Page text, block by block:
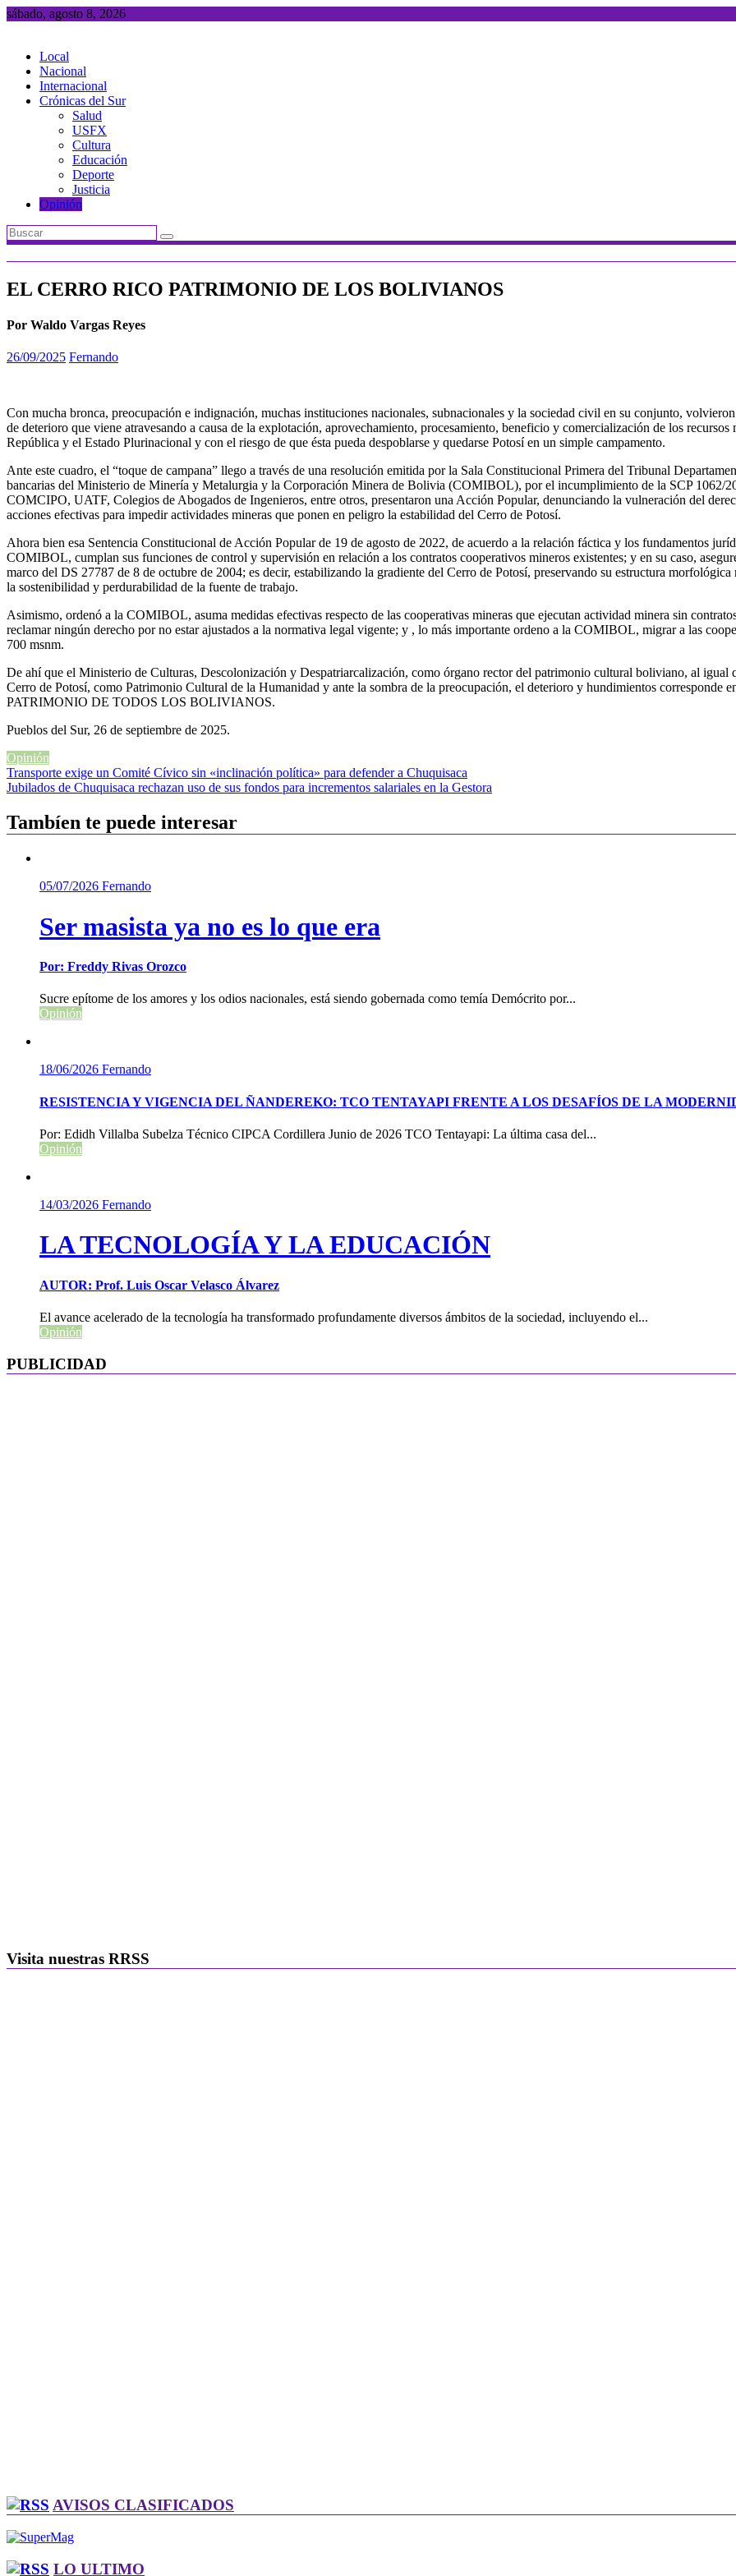
Saltar
sábado, agosto 8, 2026
Local
Nacional
Internacional
Crónicas del Sur
Salud
USFX
Cultura
Educación
Deporte
Justicia
Opinión
EL CERRO RICO PATRIMONIO DE LOS BOLIVIANOS
Por Waldo Vargas Reyes
26/09/2025 Fernando
Con mucha bronca, preocupación e indignación, muchas instituciones nacionales, subnacionales y la sociedad civil en su conjunto,
de deterioro que viene atravesando a causa de la explotación, aprovechamiento, procesamiento, beneficio y comercialización de los
República y el Estado Plurinacional y con el riesgo de que ésta pueda despoblarse y quedarse Potosí en un simple campamento.
Ante este cuadro, el “toque de campana” llego a través de una resolución emitida por la Sala Constitucional Primera del Tribunal
bancarias del Ministerio de Minería y Metalurgia y la Corporación Minera de Bolivia (COMIBOL), por el incumplimiento de la SCP 1062/
COMCIPO, UATF, Colegios de Abogados de Ingenieros, entre otros, presentaron una Acción Popular, denunciando la vulneración del
acciones efectivas para impedir actividades mineras que ponen en peligro la estabilidad del Cerro de Potosí.
Ahora bien esa Sentencia Constitucional de Acción Popular de 19 de agosto de 2022, de acuerdo a la relación fáctica y los fundamentos
COMIBOL, cumplan sus funciones de control y supervisión en relación a los contratos cooperativos mineros existentes; y en su caso,
marco del DS 27787 de 8 de octubre de 2004; es decir, estabilizando la gradiente del Cerro de Potosí, preservando su estructura
la sostenibilidad y perdurabilidad de la fuente de trabajo.
Asimismo, ordenó a la COMIBOL, asuma medidas efectivas respecto de las cooperativas mineras que ejecutan actividad minera sin
reclamar ningún derecho por no estar ajustados a la normativa legal vigente; y , lo más importante ordeno a la COMIBOL, migrar a las
700 msnm.
De ahí que el Ministerio de Culturas, Descolonización y Despatriarcalización, como órgano rector del patrimonio cultural boliviano, al igual
Cerro de Potosí, como Patrimonio Cultural de la Humanidad y ante la sombra de la preocupación, el deterioro y hundimientos corresponde
PATRIMONIO DE TODOS LOS BOLIVIANOS.
Pueblos del Sur, 26 de septiembre de 2025.
Opinión
Navegación
de
entradas
Transporte exige un Comité Cívico sin «inclinación política» para defender a Chuquisaca
Jubilados de Chuquisaca rechazan uso de sus fondos para incrementos salariales en la Gestora
Tambíen te puede interesar
05/07/2026 Fernando
Ser masista ya no es lo que era
Por: Freddy Rivas Orozco
Sucre epítome de los amores y los odios nacionales, está siendo gobernada como temía Demócrito por...
Opinión
18/06/2026 Fernando
RESISTENCIA Y VIGENCIA DEL ÑANDEREKO: TCO TENTAYAPI FRENTE A LOS DESAFÍOS DE LA
Por: Edidh Villalba Subelza Técnico CIPCA Cordillera Junio de 2026 TCO Tentayapi: La última casa del...
Opinión
14/03/2026 Fernando
LA TECNOLOGÍA Y LA EDUCACIÓN
AUTOR: Prof. Luis Oscar Velasco Álvarez
El avance acelerado de la tecnología ha transformado profundamente diversos ámbitos de la sociedad, incluyendo el...
Opinión
PUBLICIDAD
Visita nuestras RRSS
AVISOS CLASIFICADOS
LO ULTIMO